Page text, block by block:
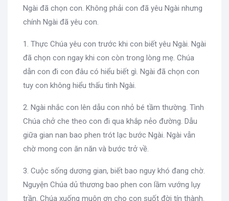
Ngài đã chọn con. Không phải con đã yêu Ngài nhưng
chính Ngài đã yêu con.
1. Thực Chúa yêu con trước khi con biết yêu Ngài. Ngài
đã chọn con ngay khi con còn trong lòng mẹ. Chúa
dẫn con đi con đâu có hiểu biết gì. Ngài đã chọn con
tuy con không hiểu thấu tình Ngài.
2. Ngài nhắc con lên dẫu con nhỏ bé tầm thường. Tình
Chúa chở che theo con đi qua khắp nẻo đường. Dẫu
giữa gian nan bao phen trót lạc bước Ngài. Ngài vẫn
chờ mong con ăn năn và bước trở về.
3. Cuộc sống dương gian, biết bao nguy khó đang chờ.
Nguyện Chúa dủ thương bao phen con lầm vướng lụy
trần. Chúa xuống muôn ơn cho con suốt đời tín thành.